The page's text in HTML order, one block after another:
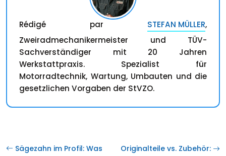
Rédigé par STEFAN MÜLLER,
Zweiradmechanikermeister und TÜV-
Sachverständiger mit 20 Jahren
Werkstattpraxis. Spezialist für
Motorradtechnik, Wartung, Umbauten und die
gesetzlichen Vorgaben der StVZO.
Sägezahn im Profil: Was
Originalteile vs. Zubehör: